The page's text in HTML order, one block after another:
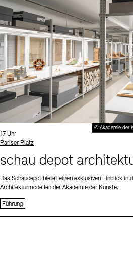
© Akademie der
Uhrzeit:
17 Uhr
Standort
Pariser Platz
schau depot
Das Schaudepot bietet einen exklusiven Einblick in
Architekturmodellen der Akademie der Künste.
Führung